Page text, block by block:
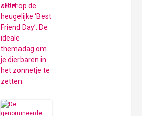
allert op de
heugelijke ‘Best
Friend Day’. De
ideale
themadag om
je dierbaren in
het zonnetje te
zetten.